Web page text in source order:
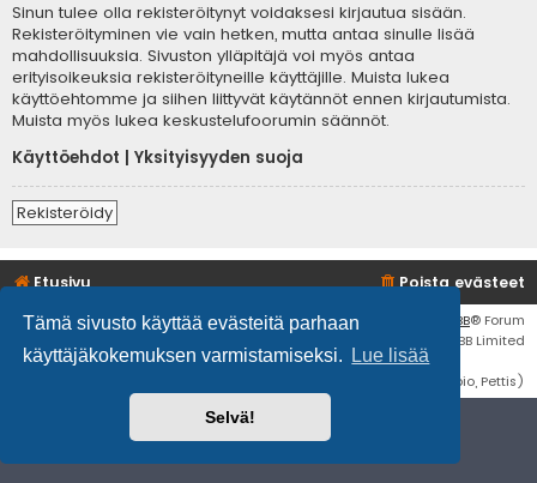
Tämä sivusto käyttää evästeitä parhaan
käyttäjäkokemuksen varmistamiseksi.
Lue lisää
Selvä!
Sinun tulee olla rekisteröitynyt voidaksesi kirjautua sisään.
Rekisteröityminen vie vain hetken, mutta antaa sinulle lisää
mahdollisuuksia. Sivuston ylläpitäjä voi myös antaa
erityisoikeuksia rekisteröityneille käyttäjille. Muista lukea
käyttöehtomme ja siihen liittyvät käytännöt ennen kirjautumista.
Muista myös lukea keskustelufoorumin säännöt.
Käyttöehdot
Yksityisyyden suoja
Rekisteröidy
Etusivu Poista evästeet
Flat Style byIan Bradley• Keskustelufoorumin ohjelmisto phpBB® Forum
Software © phpBB Limited
Käännös: phpBB Suomi (lurttinen, harritapio, Pettis)